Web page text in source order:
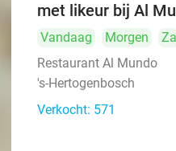
met likeur bij Al
Vandaag Morgen Za
Restaurant Al Mundo
's-Hertogenbosch
Verkocht: 571